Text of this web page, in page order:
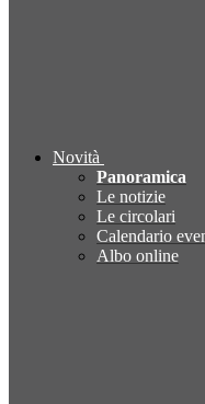
Novità
Panoramica
Le notizie
Le circolari
Calendario
Albo online